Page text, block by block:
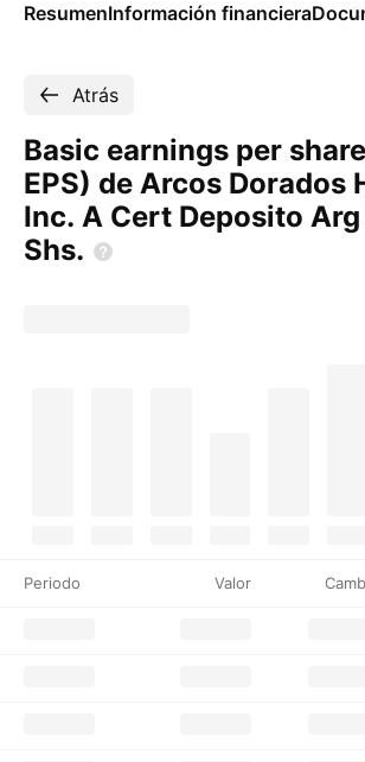
ResumenInformación financiera
Atrás
Basic earnings per
EPS) de Arcos Dorados
Inc. A Cert Deposito Arg
Shs.
Periodo Valor